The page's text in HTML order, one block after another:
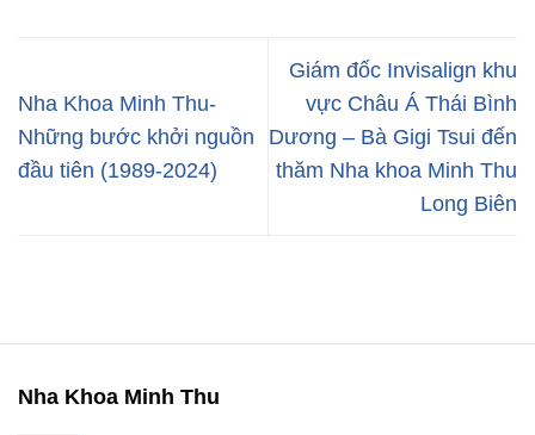
Nha Khoa Minh Thu-
Những bước khởi nguồn
đầu tiên (1989-2024)
Giám đốc Invisalign khu
vực Châu Á Thái Bình
Dương – Bà Gigi Tsui đến
thăm Nha khoa Minh Thu
Long Biên
Nha Khoa Minh Thu